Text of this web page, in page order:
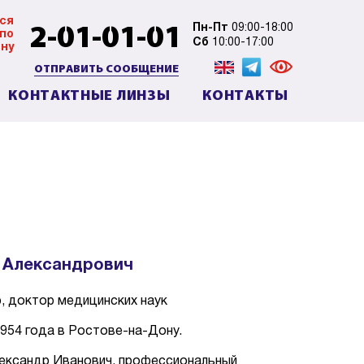
2-01-01-01 Пн-Пт 09:00-18:00
Сб 10:00-17:00
ОТПРАВИТЬ СООБЩЕНИЕ
КОНТАКТНЫЕ ЛИНЗЫ КОНТАКТЫ
доктор медицинских наук
годa в Ростове-на-Дону.
Иванович, профессиональный